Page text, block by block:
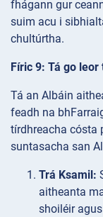
fhágann gur
suim acu i
chultúrtha.
Fíric 9: Tá go
Tá an Albáin
feadh na
tírdhreacha cósta
suntasacha san
Trá Ksamil:
aitheanta
shoiléir